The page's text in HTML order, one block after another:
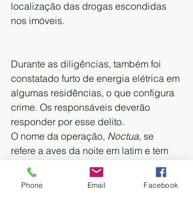
localização das drogas escondidas
nos imóveis.
Durante as diligências, também foi
constatado furto de energia elétrica em
algumas residências, o que configura
crime. Os responsáveis deverão
responder por esse delito.
O nome da operação, Noctua, se
refere a aves da noite em latim e tem
relação com o apelido de um dos
alvos da ação policial.
Phone Email Facebook